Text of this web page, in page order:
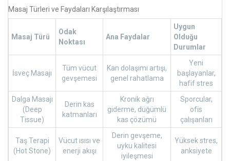
Masaj Türleri ve Faydaları Karşılaştırması
Masaj Türü
Odak
Noktası
Ana Faydalar
Uygun
Olduğu
Durumlar
İsveç Masajı
Tüm vücut
gevşemesi
Kan dolaşımı artışı,
genel rahatlama
Yeni
başlayanlar,
hafif stres
Dalga Masajı
(Deep
Tissue)
Derin kas
katmanları
Kronik ağrı
giderme, düğümlü
kas çözümü
Sporcular,
ofis
çalışanları
Taş Terapi
(Hot Stone)
Vücut ısısı ve
enerji akışı
Derin gevşeme,
uyku kalitesi
iyileşmesi
Yüksek stres,
anksiyete